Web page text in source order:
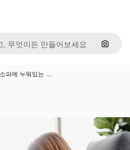
이미지
파에 누워있는 …